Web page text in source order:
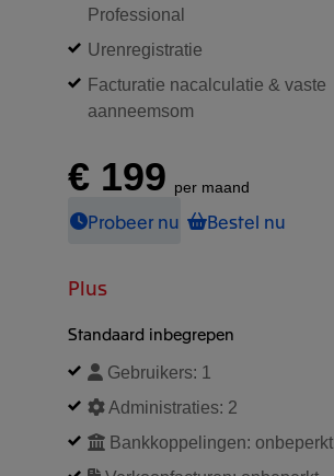
Professional
Urenregistratie
Facturatie nacalculatie & vaste
aanneemsom
€ 199 per maand
Probeer nu Bestel nu
Plus
Standaard inbegrepen
Gebruikers: 1
Administraties: 2
Bankkoppelingen: onbeperkt